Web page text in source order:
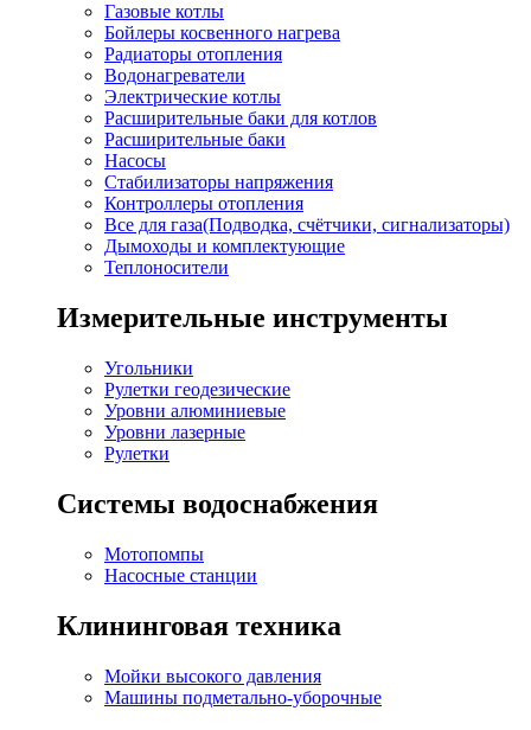
Газовые котлы
Бойлеры косвенного нагрева
Радиаторы отопления
Водонагреватели
Электрические котлы
Расширительные баки для котлов
Расширительные баки
Насосы
Стабилизаторы напряжения
Контроллеры отопления
Все для газа(Подводка, счётчики, сигнализаторы)
Дымоходы и комплектующие
Теплоносители
Измерительные инструменты
Угольники
Рулетки геодезические
Уровни алюминиевые
Уровни лазерные
Рулетки
Системы водоснабжения
Мотопомпы
Насосные станции
Клининговая техника
Мойки высокого давления
Машины подметально-уборочные